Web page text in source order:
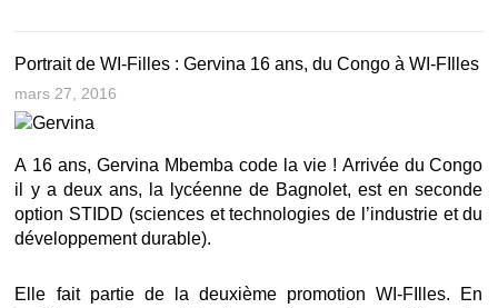
Portrait de WI-Filles : Gervina 16 ans, du Congo à WI-FIlles
mars 27, 2016
A 16 ans, Gervina Mbemba code la vie ! Arrivée du Congo
il y a deux ans, la lycéenne de Bagnolet, est en seconde
option STIDD (sciences et technologies de l’industrie et du
développement durable).
Elle fait partie de la deuxième promotion WI-FIlles. En